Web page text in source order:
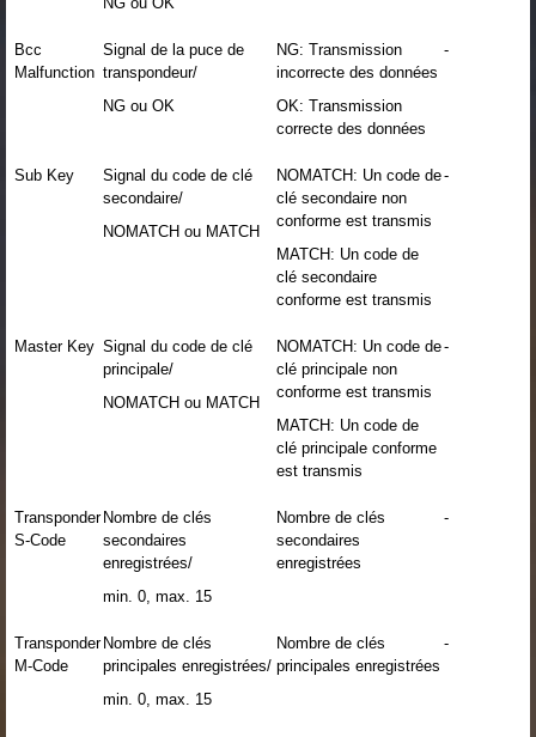
Bcc
Malfunction
Signal de la puce de
transpondeur/
NG ou OK
NG: Transmission
incorrecte des données
OK: Transmission
correcte des données
-
Sub Key
Signal du code de clé
secondaire/
NOMATCH ou MATCH
NOMATCH: Un code de
clé secondaire non
conforme est transmis
MATCH: Un code de
clé secondaire
conforme est transmis
-
Master Key Signal du code de clé
principale/
NOMATCH ou MATCH
NOMATCH: Un code de
clé principale non
conforme est transmis
MATCH: Un code de
clé principale conforme
est transmis
-
Transponder
S-Code
Nombre de clés
secondaires
enregistrées/
min. 0, max. 15
Nombre de clés
secondaires
enregistrées
-
Transponder
M-Code
Nombre de clés
principales enregistrées/
min. 0, max. 15
Nombre de clés
principales enregistrées
-